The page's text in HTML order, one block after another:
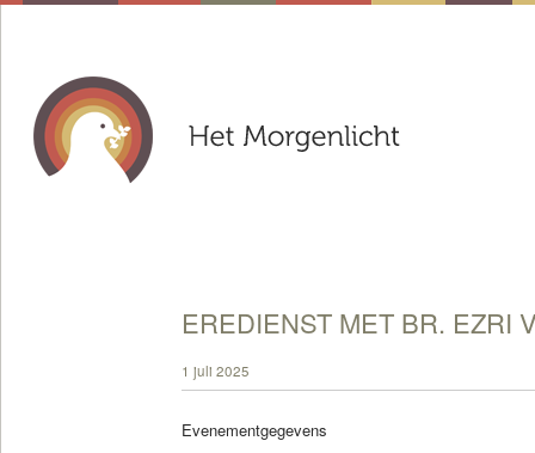
EREDIENST MET BR. EZRI
1 juli 2025
Evenementgegevens